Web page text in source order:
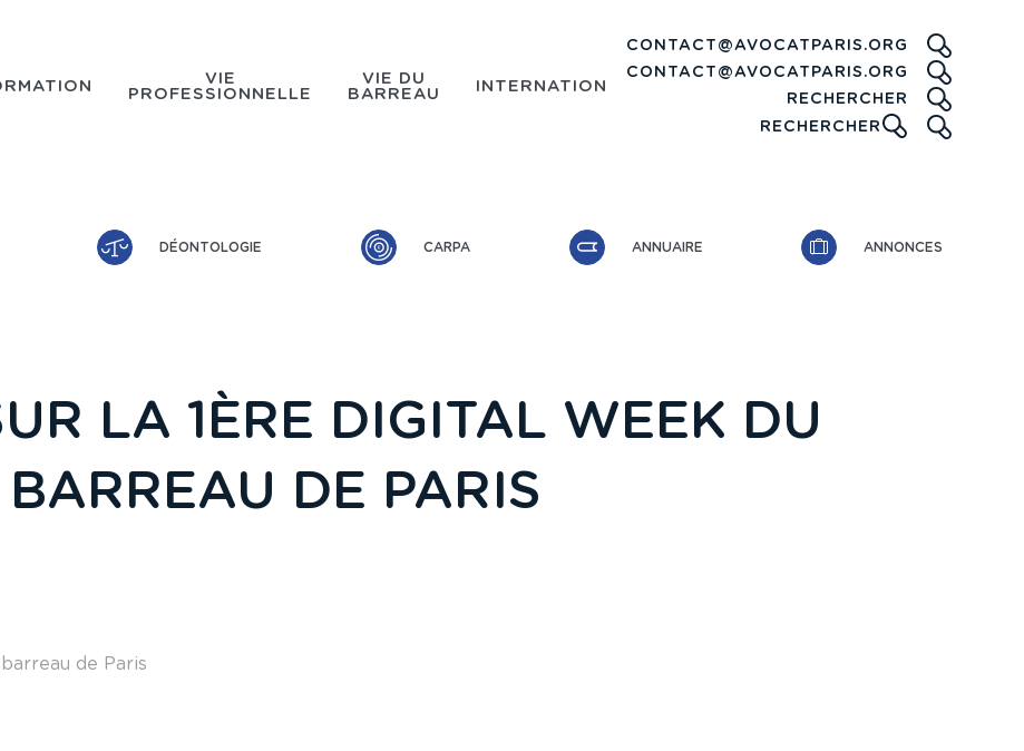
VIE
PROFESSIONNELLE
VIE DU
BARREAU
INTERNATIONAL
CONTACT@AVOCATPARIS.ORG
CONTACT@AVOCATPARIS.ORG
RECHERCHER
RECHERCHER ICONE
DÉONTOLOGIE CARPA ANNUAIRE ANNONCES
LA 1ÈRE DIGITAL WEEK DU
BARREAU DE PARIS
de Paris